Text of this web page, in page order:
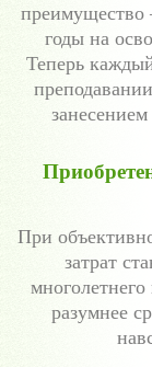
преимущество
годы на
Теперь
При
затрат
разумнее